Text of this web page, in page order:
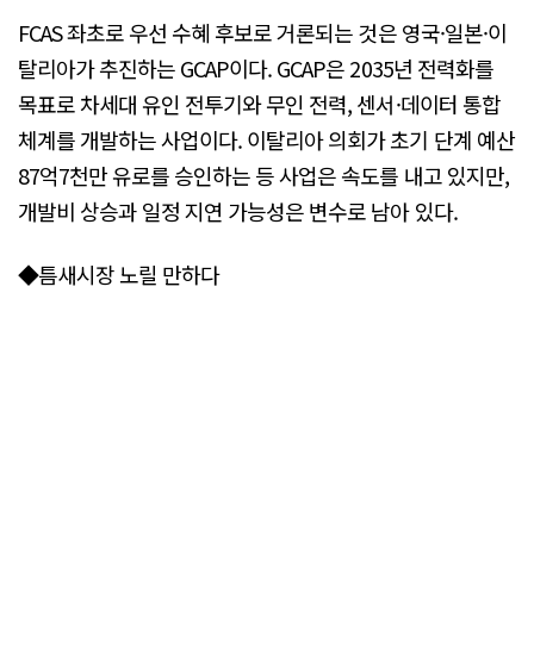
FCAS 좌초로 우선 수혜 후보로 거론되는 것은 영국·일본·이
탈리아가 추진하는 GCAP이다. GCAP은 2035년 전력화를
목표로 차세대 유인 전투기와 무인 전력, 센서·데이터 통합
체계를 개발하는 사업이다. 이탈리아 의회가 초기 단계 예산
87억7천만 유로를 승인하는 등 사업은 속도를 내고 있지만,
개발비 상승과 일정 지연 가능성은 변수로 남아 있다.
◆틈새시장 노릴 만하다